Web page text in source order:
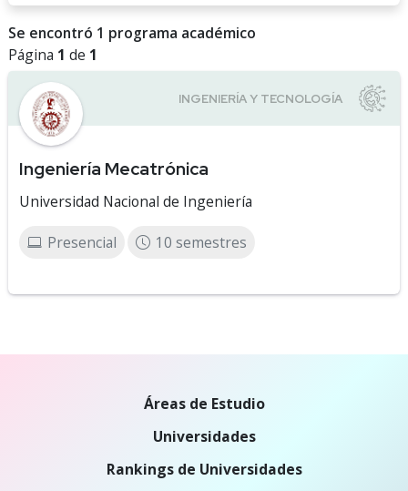
Se encontró 1 programa académico
Página 1 de 1
Ingeniería Mecatrónica
Universidad Nacional de Ingeniería
Presencial 10 semestres
Áreas de Estudio
Universidades
Rankings de Universidades